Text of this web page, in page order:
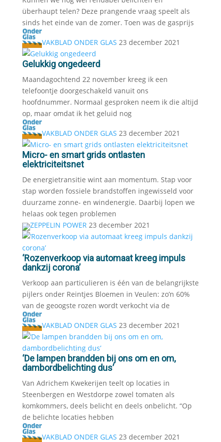
überhaupt telen? Deze prangende vraag speelt als
sinds het einde van de zomer. Toen was de gasprijs
VAKBLAD ONDER GLAS 23 december 2021
Gelukkig ongedeerd
Maandagochtend 22 november kreeg ik een
telefoontje doorgeschakeld vanuit ons
hoofdnummer. Normaal gesproken neem ik die altijd
op, maar omdat ik het geluid nog
VAKBLAD ONDER GLAS 23 december 2021
Micro- en smart grids ontlasten
elektriciteitsnet
De energietransitie wint aan momentum. Stap voor
stap worden fossiele brandstoffen ingewisseld voor
duurzame zonne- en windenergie. Daarbij lopen we
helaas ook tegen problemen
ZEPPELIN POWER 23 december 2021
‘Rozenverkoop via automaat kreeg impuls
dankzij corona’
Verkoop aan particulieren is één van de belangrijkste
pijlers onder Reintjes Bloemen in Veulen: zo’n 60%
van de geoogste rozen wordt verkocht via de
VAKBLAD ONDER GLAS 23 december 2021
‘De lampen brandden bij ons om en om,
dambordbelichting dus’
Van Adrichem Kwekerijen teelt op locaties in
Steenbergen en Westdorpe zowel tomaten als
komkommers, deels belicht en deels onbelicht. “Op
de belichte locaties hebben
VAKBLAD ONDER GLAS 23 december 2021